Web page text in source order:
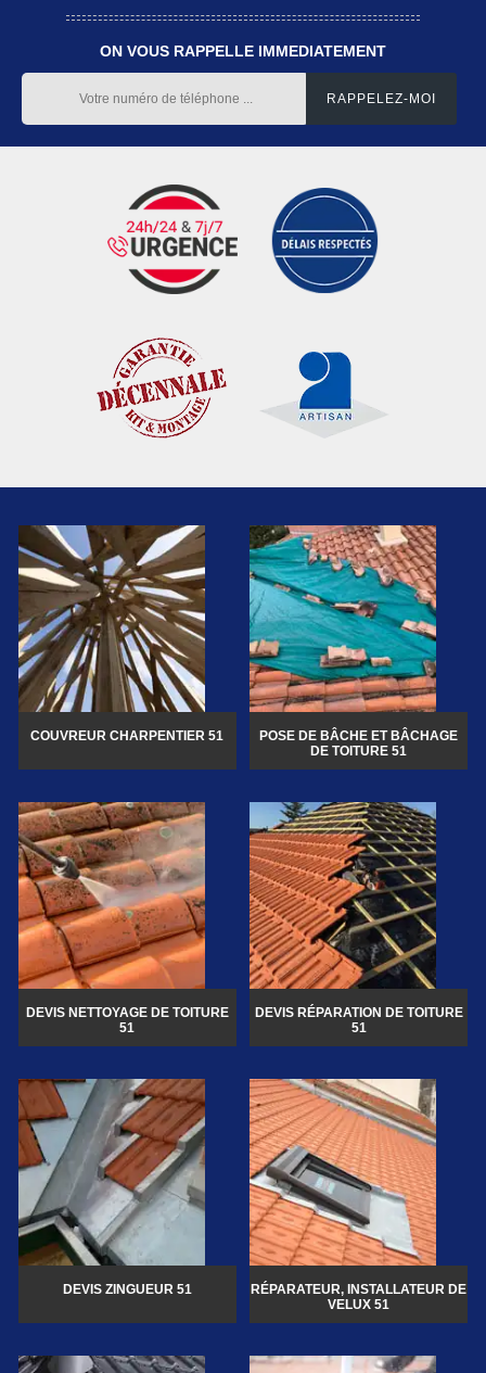
ON VOUS RAPPELLE IMMEDIATEMENT
COUVREUR CHARPENTIER 51
POSE DE BÂCHE ET BÂCHAGE
DE TOITURE 51
DEVIS NETTOYAGE DE TOITURE
51
DEVIS RÉPARATION DE TOITURE
51
DEVIS ZINGUEUR 51
RÉPARATEUR, INSTALLATEUR DE
VELUX 51